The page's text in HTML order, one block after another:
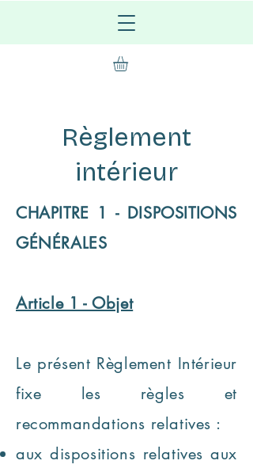
Règlement
intérieur
CHAPITRE 1 - DISPOSITIONS
GÉNÉRALES
Article 1 - Objet
Le présent Règlement Intérieur
fixe les règles et
recommandations relatives :
aux dispositions relatives aux